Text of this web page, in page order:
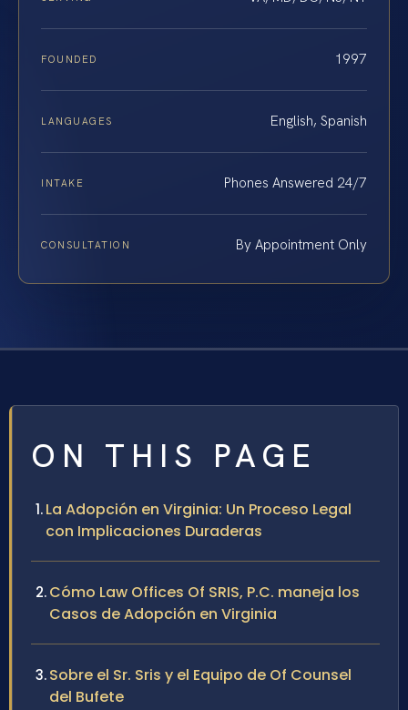
FOUNDED 1997
LANGUAGES English, Spanish
INTAKE Phones Answered 24/7
CONSULTATION By Appointment Only
ON THIS PAGE
La Adopción en Virginia: Un Proceso Legal
con Implicaciones Duraderas
Cómo Law Offices Of SRIS, P.C. maneja los
Casos de Adopción en Virginia
Sobre el Sr. Sris y el Equipo de Of Counsel
del Bufete